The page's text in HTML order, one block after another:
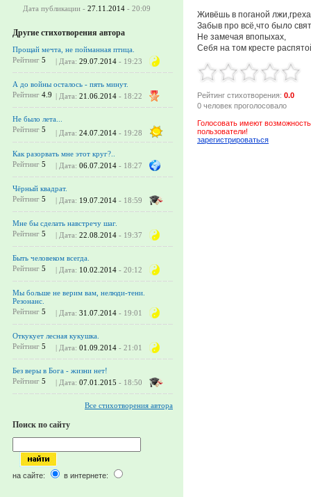
Дата публикации - 27.11.2014 - 20:09
Другие стихотворения автора
Прощай мечта, не пойманная птица.
Рейтинг 5 | Дата: 29.07.2014 - 19:23
А до войны осталось - пять минут.
Рейтинг 4.9 | Дата: 21.06.2014 - 18:22
Не было лета...
Рейтинг 5 | Дата: 24.07.2014 - 19:28
Как разорвать мне этот круг?..
Рейтинг 5 | Дата: 06.07.2014 - 18:27
Чёрный квадрат.
Рейтинг 5 | Дата: 19.07.2014 - 18:59
Мне бы сделать навстречу шаг.
Рейтинг 5 | Дата: 22.08.2014 - 19:37
Быть человеком всегда.
Рейтинг 5 | Дата: 10.02.2014 - 20:12
Мы больше не верим вам, нелюди-тени.
Резонанс.
Рейтинг 5 | Дата: 31.07.2014 - 19:01
Откукует лесная кукушка.
Рейтинг 5 | Дата: 01.09.2014 - 21:01
Без веры в Бога - жизни нет!
Рейтинг 5 | Дата: 07.01.2015 - 18:50
Все стихотворения автора
Поиск по сайту
на сайте: в интернете:
Живёшь в поганой
Забыв про всё,что было
Не замечая впопыхах,
Себя на том кресте
Рейтинг стихотворения: 0.0
0 человек проголосовало
Голосовать имеют
пользователи!
зарегистрироваться